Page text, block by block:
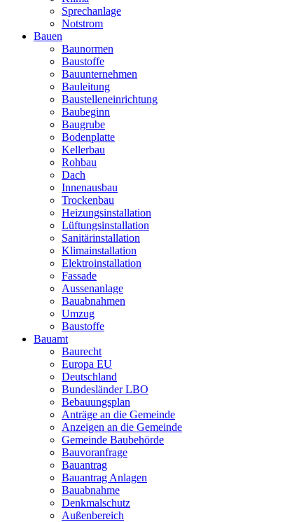
Sprechanlage
Notstrom
Bauen
Baunormen
Baustoffe
Bauunternehmen
Bauleitung
Baustelleneinrichtung
Baubeginn
Baugrube
Bodenplatte
Kellerbau
Rohbau
Dach
Innenausbau
Trockenbau
Heizungsinstallation
Lüftungsinstallation
Sanitärinstallation
Klimainstallation
Elektroinstallation
Fassade
Aussenanlage
Bauabnahmen
Umzug
Baustoffe
Bauamt
Baurecht
Europa EU
Deutschland
Bundesländer LBO
Bebauungsplan
Anträge an die Gemeinde
Anzeigen an die Gemeinde
Gemeinde Baubehörde
Bauvoranfrage
Bauantrag
Bauantrag Anlagen
Bauabnahme
Denkmalschutz
Außenbereich